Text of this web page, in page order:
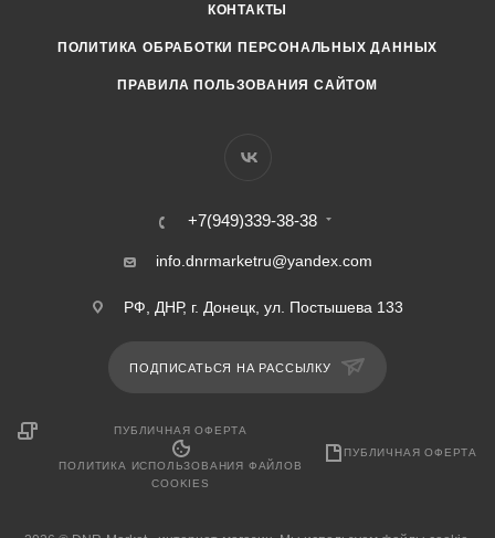
КОНТАКТЫ
ПОЛИТИКА ОБРАБОТКИ ПЕРСОНАЛЬНЫХ ДАННЫХ
ПРАВИЛА ПОЛЬЗОВАНИЯ САЙТОМ
+7(949)339-38-38
info.dnrmarketru@yandex.com
РФ, ДНР, г. Донецк, ул. Постышева 133
ПОДПИСАТЬСЯ НА РАССЫЛКУ
ПУБЛИЧНАЯ ОФЕРТА
ПОЛИТИКА ИСПОЛЬЗОВАНИЯ ФАЙЛОВ
COOKIES
ПУБЛИЧНАЯ ОФЕРТА